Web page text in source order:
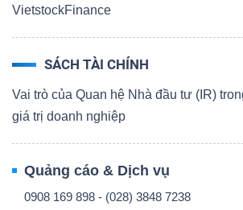
VietstockFinance
SÁCH TÀI CHÍNH
Vai trò của Quan hệ Nhà đầu tư (IR)
giá trị doanh nghiệp
Quảng cáo & Dịch vụ
0908 169 898 - (028) 3848 7238